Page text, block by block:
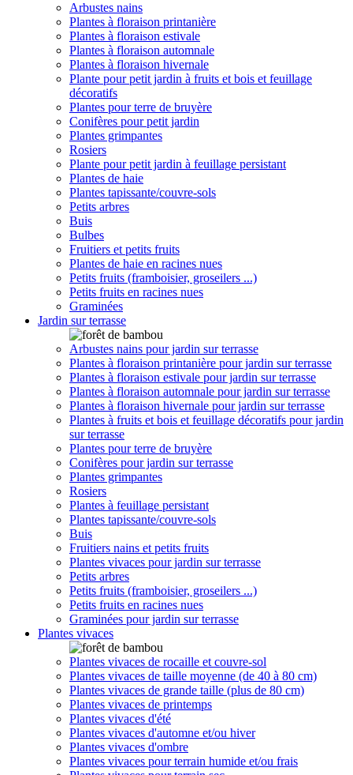
Arbustes nains
Plantes à floraison printanière
Plantes à floraison estivale
Plantes à floraison automnale
Plantes à floraison hivernale
Plante pour petit jardin à fruits et bois et feuillage
décoratifs
Plantes pour terre de bruyère
Conifères pour petit jardin
Plantes grimpantes
Rosiers
Plante pour petit jardin à feuillage persistant
Plantes de haie
Plantes tapissante/couvre-sols
Petits arbres
Buis
Bulbes
Fruitiers et petits fruits
Plantes de haie en racines nues
Petits fruits (framboisier, groseilers ...)
Petits fruits en racines nues
Graminées
Jardin sur terrasse
Arbustes nains pour jardin sur terrasse
Plantes à floraison printanière pour jardin sur terrasse
Plantes à floraison estivale pour jardin sur terrasse
Plantes à floraison automnale pour jardin sur terrasse
Plantes à floraison hivernale pour jardin sur terrasse
Plantes à fruits et bois et feuillage décoratifs pour jardin
sur terrasse
Plantes pour terre de bruyère
Conifères pour jardin sur terrasse
Plantes grimpantes
Rosiers
Plantes à feuillage persistant
Plantes tapissante/couvre-sols
Buis
Fruitiers nains et petits fruits
Plantes vivaces pour jardin sur terrasse
Petits arbres
Petits fruits (framboisier, groseilers ...)
Petits fruits en racines nues
Graminées pour jardin sur terrasse
Plantes vivaces
Plantes vivaces de rocaille et couvre-sol
Plantes vivaces de taille moyenne (de 40 à 80 cm)
Plantes vivaces de grande taille (plus de 80 cm)
Plantes vivaces de printemps
Plantes vivaces d'été
Plantes vivaces d'automne et/ou hiver
Plantes vivaces d'ombre
Plantes vivaces pour terrain humide et/ou frais